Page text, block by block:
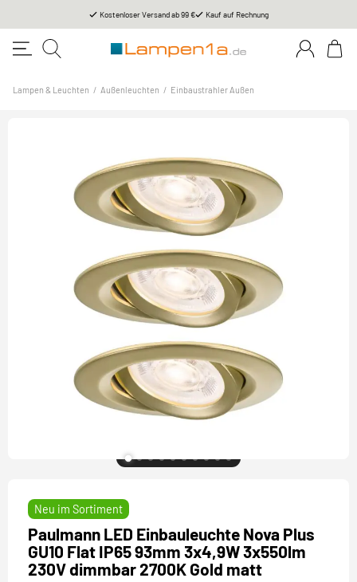
Kostenloser Versand ab 99 € Kauf auf Rechnung
Lampen & Leuchten / Außenleuchten / Einbaustrahler Außen
Neu im Sortiment
Paulmann LED Einbauleuchte Nova Plus
GU10 Flat IP65 93mm 3x4,9W 3x550lm
230V dimmbar 2700K Gold matt